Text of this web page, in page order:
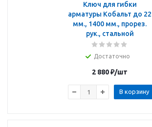
Ключ для гибки
арматуры Кобальт до 22
мм., 1400 мм., прорез.
рук., стальной
Достаточно
2 880₽/шт
В корзину